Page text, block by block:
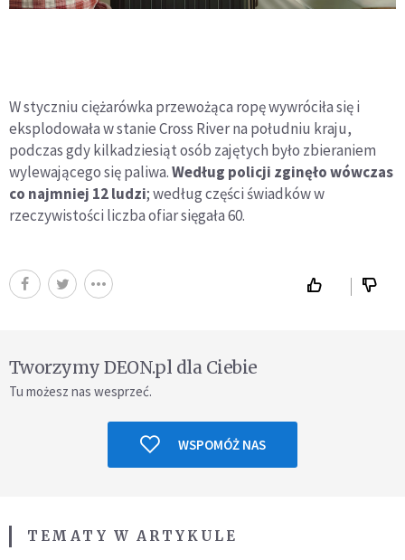
W styczniu ciężarówka przewożąca ropę wywróciła się i
eksplodowała w stanie Cross River na południu kraju,
podczas gdy kilkadziesiąt osób zajętych było zbieraniem
wylewającego się paliwa.Według policji zginęło wówczas
co najmniej 12 ludzi; według części świadków w
rzeczywistości liczba ofiar sięgała 60.
Tworzymy DEON.pl dla Ciebie
Tu możesz nas wesprzeć.
WSPOMÓŻ NAS
TEMATY W ARTYKULE